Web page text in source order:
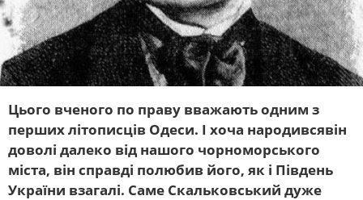
Цього вченого по праву вважають одним з
перших літописців Одеси. І хоча народивсявін
доволі далеко від нашого чорноморського
міста, він справді полюбив його, як і Південь
України взагалі. Саме Скальковський дуже